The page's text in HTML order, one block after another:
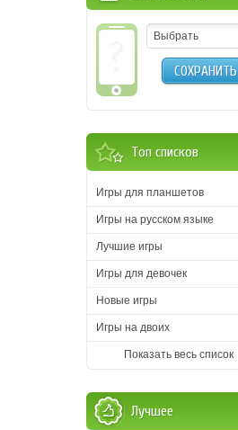
Выбрать
СОХРАНИТЬ
Топ списков
Игры для планшетов
Игры на русском языке
Лучшие игры
Игры для девочек
Новые игры
Игры на двоих
Показать весь список
Лучшее